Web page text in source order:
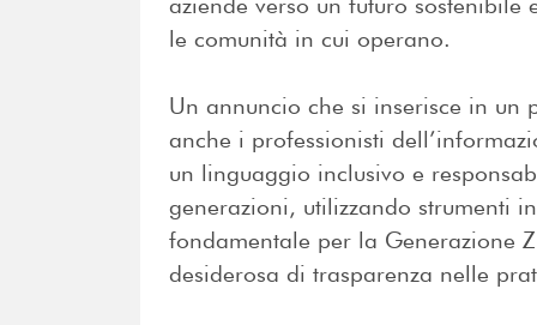
le comunità in cui operano.
Un annuncio che si inserisce in un
anche i professionisti
un linguaggio inclusivo e
generazioni, utilizzando strumenti
fondamentale per la Generazione
desiderosa di trasparenza nelle